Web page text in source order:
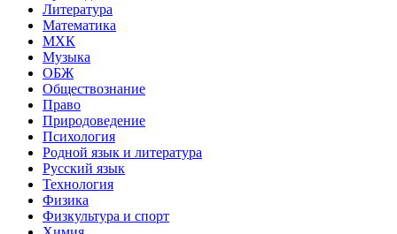
Литература
Математика
МХК
Музыка
ОБЖ
Обществознание
Право
Природоведение
Психология
Родной язык и литература
Русский язык
Технология
Физика
Физкультура и спорт